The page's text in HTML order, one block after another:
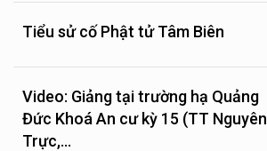
Tiểu sử cố Phật tử Tâm Biên
Video: Giảng tại trường hạ Quảng
Đức Khoá An cư kỳ 15 (TT Nguyên
Trực,...